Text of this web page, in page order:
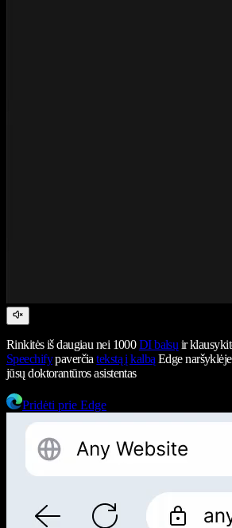
Rinkitės iš daugiau nei 1000DI balsų ir
Speechifypaverčiatekstą į kalbą Edge
jūsų doktorantūros asistentas
Pridėti prie Edge